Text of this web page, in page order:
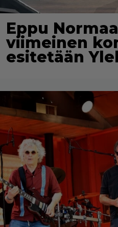
Eppu
viimeinen
esitetään